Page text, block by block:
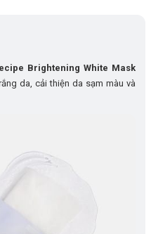
Brightening White Mask
da, cải thiện da sạm màu và